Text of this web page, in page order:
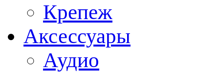
Крепеж
Аксессуары
Аудио